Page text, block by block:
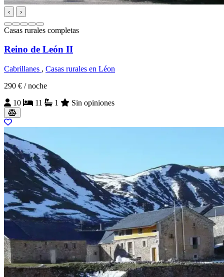
‹ ›
Casas rurales completas
Reino de León II
Cabrillanes , Casas rurales en Léon
290 € / noche
10
11 1 Sin opiniones